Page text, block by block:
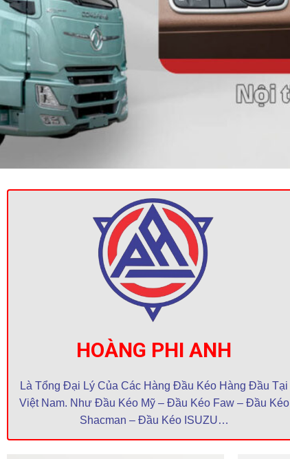
HOÀNG PHI ANH
Là Tổng Đại Lý Của Các Hàng Đầu Kéo Hàng Đầu Tại
Việt Nam. Như Đầu Kéo Mỹ – Đầu Kéo Faw – Đầu Kéo
Shacman – Đầu Kéo ISUZU…